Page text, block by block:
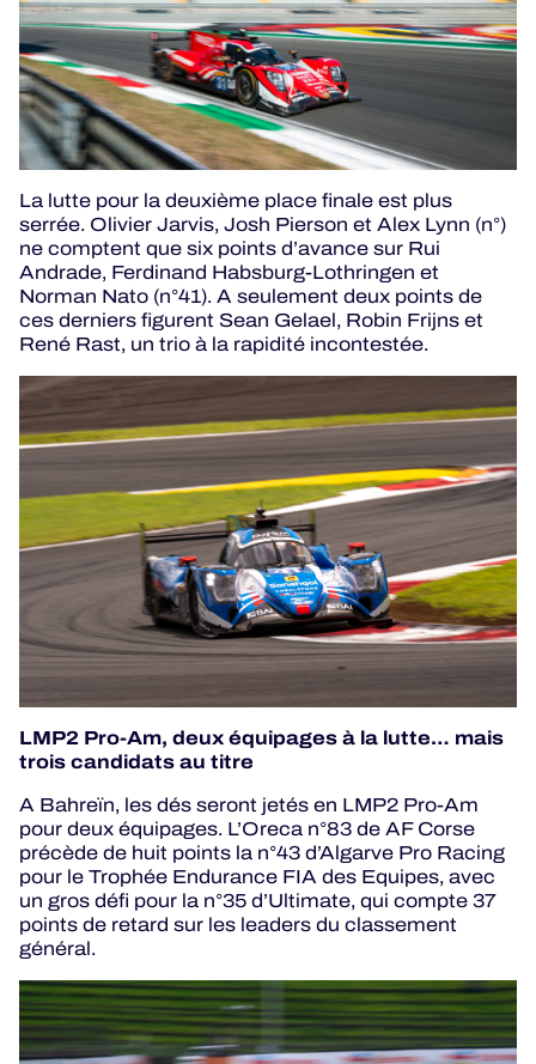
La lutte pour la deuxième place finale est plus
serrée. Olivier Jarvis, Josh Pierson et Alex Lynn (n°)
ne comptent que six points d’avance sur Rui
Andrade, Ferdinand Habsburg-Lothringen et
Norman Nato (n°41). A seulement deux points de
ces derniers figurent Sean Gelael, Robin Frijns et
René Rast, un trio à la rapidité incontestée.
LMP2 Pro-Am, deux équipages à la lutte… mais
trois candidats au titre
A Bahreïn, les dés seront jetés en LMP2 Pro-Am
pour deux équipages. L’Oreca n°83 de AF Corse
précède de huit points la n°43 d’Algarve Pro Racing
pour le Trophée Endurance FIA des Equipes, avec
un gros défi pour la n°35 d’Ultimate, qui compte 37
points de retard sur les leaders du classement
général.